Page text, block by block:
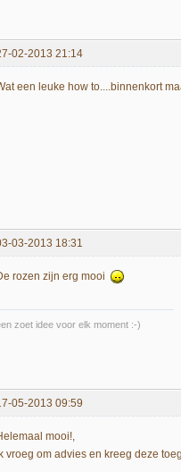
02-2013 21:14
een leuke how to....binnenkort
03-2013 18:31
rozen zijn erg mooi
zoet idee voor elk moment :-)
05-2013 09:59
mooi!,
Ik vroeg om advies en kreeg deze